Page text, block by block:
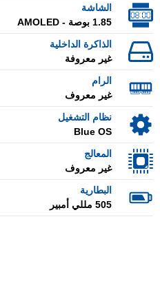
الشاشة
1.85 بوصة - AMOLED
الذاكرة الداخلية
غير معروفة
الرام
غير معروف
نظام التشغيل
Blue OS
المعالج
غير معروف
البطارية
505 مللي أمبير